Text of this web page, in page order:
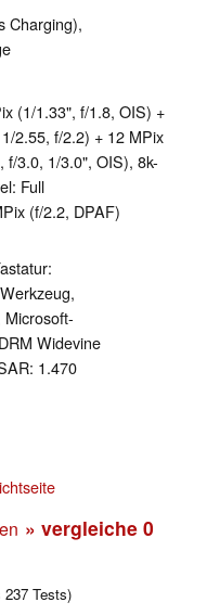
Charging),
(1/1.33", f/1.8, OIS) +
2.55, f/2.2) + 12 MPix
f/3.0, 1/3.0", OIS), 8k-
Full
(f/2.2, DPAF)
Widevine
1.470
» vergleiche 0
237 Tests)